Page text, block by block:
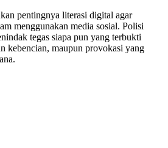
pentingnya literasi digital agar
menggunakan media sosial. Polisi
tegas siapa pun yang terbukti
kebencian, maupun provokasi yang